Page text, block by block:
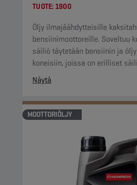
TUOTE: 1900
Öljy ilmajäähdytteisille
bensiinimoottoreille. Soveltuu
säiliö täytetään bensiinin ja
koneisiin, joissa on erilliset
Näytä
MOOTTORIÖLJY